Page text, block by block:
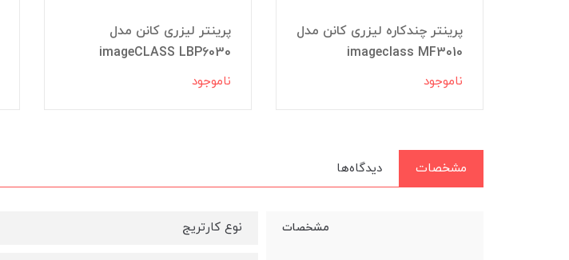
پرینتر چندکاره لیزری کانن مدل
imageclass MF3010
ناموجود
پرینتر لیزری کانن مدل
imageCLASS LBP6030
ناموجود
مشخصات دیدگاه‌ها
مشخصات نوع کارتریج